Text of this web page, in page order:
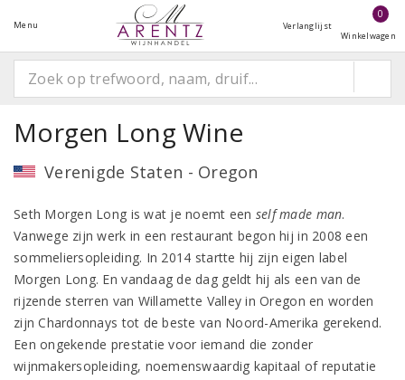
Menu Verlanglijst
0
Winkelwagen
Morgen Long Wine
Verenigde Staten - Oregon
Seth Morgen Long is wat je noemt een self made man.
Vanwege zijn werk in een restaurant begon hij in 2008 een
sommeliersopleiding. In 2014 startte hij zijn eigen label
Morgen Long. En vandaag de dag geldt hij als een van de
rijzende sterren van Willamette Valley in Oregon en worden
zijn Chardonnays tot de beste van Noord-Amerika gerekend.
Een ongekende prestatie voor iemand die zonder
wijnmakersopleiding, noemenswaardig kapitaal of reputatie